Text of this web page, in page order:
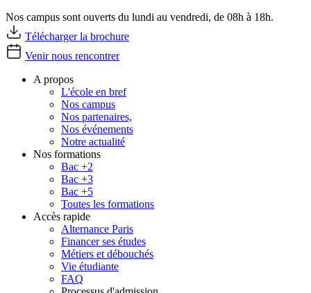
Nos campus sont ouverts du lundi au vendredi, de 08h à 18h.
Télécharger la brochure
Venir nous rencontrer
A propos
L'école en bref
Nos campus
Nos partenaires,
Nos événements
Notre actualité
Nos formations
Bac +2
Bac +3
Bac +5
Toutes les formations
Accès rapide
Alternance Paris
Financer ses études
Métiers et débouchés
Vie étudiante
FAQ